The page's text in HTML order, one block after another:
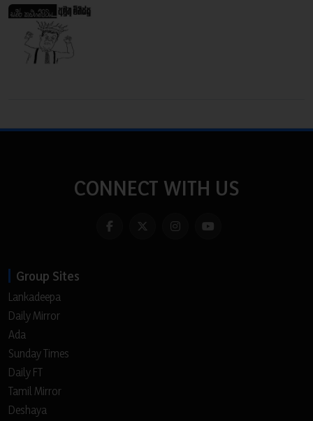
CONNECT WITH US
Group Sites
Lankadeepa
Daily Mirror
Ada
Sunday Times
Daily FT
Tamil Mirror
Deshaya